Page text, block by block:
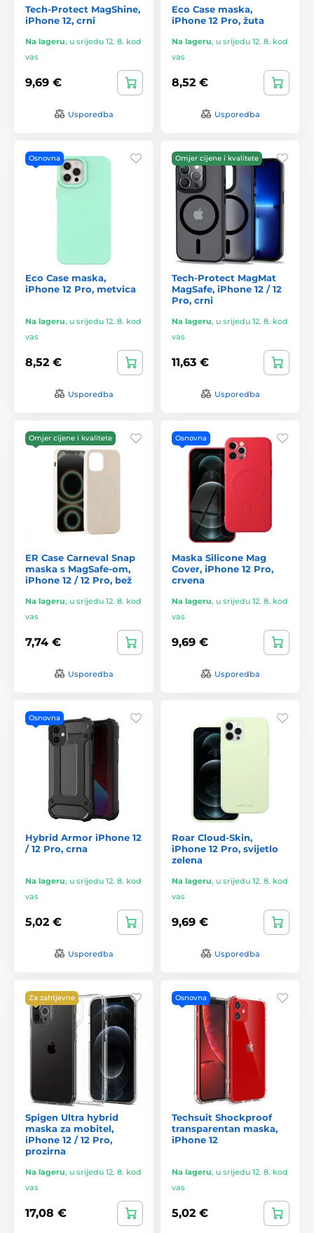
Tech-Protect MagShine,
iPhone 12, crni
Na lageru, u srijedu 12. 8. kod
vas
9,69 €
Usporedba
Eco Case maska,
iPhone 12 Pro, žuta
Na lageru, u srijedu 12. 8. kod
vas
8,52 €
Usporedba
Osnovna
Eco Case maska,
iPhone 12 Pro, metvica
Na lageru, u srijedu 12. 8. kod
vas
8,52 €
Usporedba
Omjer cijene i kvalitete
Tech-Protect MagMat
MagSafe, iPhone 12 / 12
Pro, crni
Na lageru, u srijedu 12. 8. kod
vas
11,63 €
Usporedba
Omjer cijene i kvalitete
ER Case Carneval Snap
maska s MagSafe-om,
iPhone 12 / 12 Pro, bež
Na lageru, u srijedu 12. 8. kod
vas
7,74 €
Usporedba
Osnovna
Maska Silicone Mag
Cover, iPhone 12 Pro,
crvena
Na lageru, u srijedu 12. 8. kod
vas
9,69 €
Usporedba
Osnovna
Hybrid Armor iPhone 12
/ 12 Pro, crna
Na lageru, u srijedu 12. 8. kod
vas
5,02 €
Usporedba
Roar Cloud-Skin,
iPhone 12 Pro, svijetlo
zelena
Na lageru, u srijedu 12. 8. kod
vas
9,69 €
Usporedba
Za zahtjevne
Spigen Ultra hybrid
maska za mobitel,
iPhone 12 / 12 Pro,
prozirna
Na lageru, u srijedu 12. 8. kod
vas
17,08 €
Osnovna
Techsuit Shockproof
transparentan maska,
iPhone 12
Na lageru, u srijedu 12. 8. kod
vas
5,02 €